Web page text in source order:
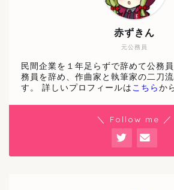
元公務員
赤ずきん
民間企業を１年足らずで辞めて公務
務員を辞め、作曲家と執筆家の二刀
す。 詳しいプロフィールは こちら か
＼ Follow me ／